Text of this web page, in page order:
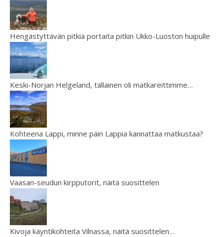
Hengästyttävän pitkiä portaita pitkin Ukko-Luoston huipulle
Keski-Norjan Helgeland, tällainen oli matkareittimme…
Kohteena Lappi, minne päin Lappia kannattaa matkustaa?
Vaasan-seudun kirpputorit, näitä suosittelen
Kivoja käyntikohteita Vilnassa, näitä suosittelen…